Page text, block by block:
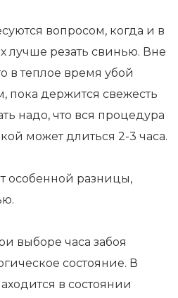
вопросом, когда и в
лучше резать свинью. Вне
в теплое время убой
пока держится свежесть
надо, что вся процедура
может длиться 2-3 часа.
особенной разницы,
выборе часа забоя
состояние. В
в состоянии